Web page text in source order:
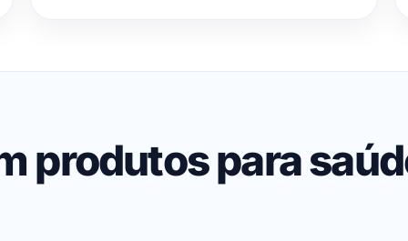
produtos para